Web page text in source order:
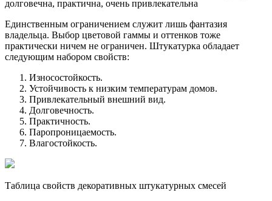
долговечна, практична, очень привлекательна
Единственным ограничением служит лишь фантазия
владельца. Выбор цветовой гаммы и оттенков тоже
практически ничем не ограничен. Штукатурка обладает
следующим набором свойств:
Износостойкость.
Устойчивость к низким температурам домов.
Привлекательный внешний вид.
Долговечность.
Практичность.
Паропроницаемость.
Влагостойкость.
Таблица свойств декоративных штукатурных смесей